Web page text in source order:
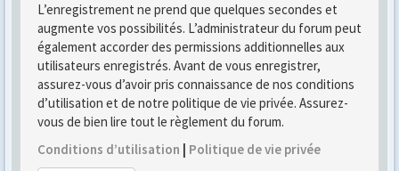
L’enregistrement ne prend que quelques secondes et
augmente vos possibilités. L’administrateur du forum peut
également accorder des permissions additionnelles aux
utilisateurs enregistrés. Avant de vous enregistrer,
assurez-vous d’avoir pris connaissance de nos conditions
d’utilisation et de notre politique de vie privée. Assurez-
vous de bien lire tout le règlement du forum.
Conditions d’utilisation | Politique de vie privée